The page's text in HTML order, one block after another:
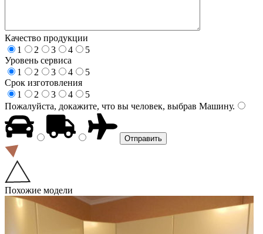
Качество продукции
1
2 3 4
5
Уровень сервиса
1
2 3 4
5
Срок изготовления
1
2 3 4
5
Пожалуйста, докажите, что вы человек, выбрав Машину.
Похожие модели